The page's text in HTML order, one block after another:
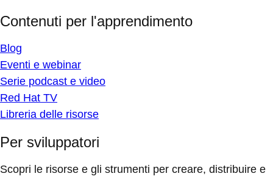
Contenuti per l'apprendimento
Blog
Eventi e webinar
Serie podcast e video
Red Hat TV
Libreria delle risorse
Per sviluppatori
Scopri le risorse e gli strumenti per creare, distribuire e